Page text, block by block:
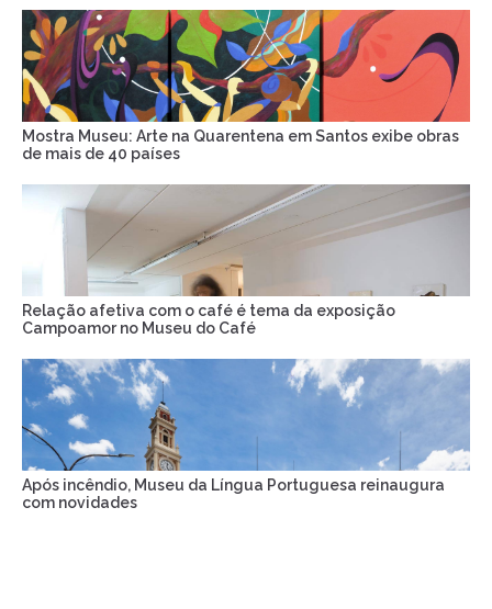
Mostra Museu: Arte na Quarentena em Santos exibe obras
de mais de 40 países
Relação afetiva com o café é tema da exposição
Campoamor no Museu do Café
Após incêndio, Museu da Língua Portuguesa reinaugura
com novidades